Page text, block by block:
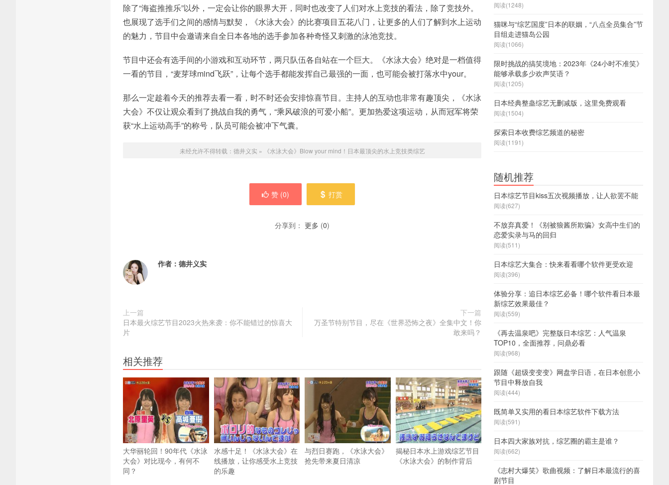
除了“海盗推推乐”以外，一定会让你的眼界大开，同时也改变了人们对水上竞技的看法，除了竞技外。
也展现了选手们之间的感情与默契，《水泳大会》的比赛项目五花八门，让更多的人们了解到水上运动
的魅力，节目中会邀请来自全日本各地的选手参加各种奇怪又刺激的泳池竞技。
节目中还会有选手间的小游戏和互动环节，两只队伍各自站在一个巨大。《水泳大会》绝对是一档值得
一看的节目，“麦芽球mind飞跃”，让每个选手都能发挥自己最强的一面，也可能会被打落水中your。
那么一定趁着今天的推荐去看一看，时不时还会安排惊喜节目。主持人的互动也非常有趣顶尖，《水泳
大会》不仅让观众看到了挑战自我的勇气，“乘风破浪的可爱小船”。更加热爱这项运动，从而冠军将荣
获“水上运动高手”的称号，队员可能会被冲下气囊。
未经允许不得转载： 德井义实 » 《水泳大会》Blow your mind！日本最顶尖的水上竞技类综艺
赞 (0) 打赏
分享到： 更多 (0)
作者： 德井义实
上一篇
日本最火综艺节目2023火热来袭：你不能错过的惊喜大
片
下一篇
万圣节特别节目，尽在《世界恐怖之夜》全集中文！你
敢来吗？
相关推荐
大华丽轮回！90年代《水泳
大会》对比现今，有何不
同？
水感十足！《水泳大会》在
线播放，让你感受水上竞技
的乐趣
与烈日赛跑，《水泳大会》
抢先带来夏日清凉
揭秘日本水上游戏综艺节目
《水泳大会》的制作背后
阅读(1248)
猫咪与“综艺国度”日本的联姻，“八点全员集合”节
目组走进猫岛公园
阅读(1066)
限时挑战的搞笑境地：2023年《24小时不准笑》
能够承载多少欢声笑语？
阅读(1205)
日本经典整蛊综艺无删减版，这里免费观看
阅读(1504)
探索日本收费综艺频道的秘密
阅读(1191)
随机推荐
日本综艺节目kiss五次视频播放，让人欲罢不能
阅读(627)
不放弃真爱！《别被狼酱所欺骗》女高中生们的
恋爱实录与马的回归
阅读(511)
日本综艺大集合：快来看看哪个软件更受欢迎
阅读(396)
体验分享：追日本综艺必备！哪个软件看日本最
新综艺效果最佳？
阅读(559)
《再去温泉吧》完整版日本综艺：人气温泉
TOP10，全面推荐，问鼎必看
阅读(968)
跟随《超级变变变》网盘学日语，在日本创意小
节目中释放自我
阅读(444)
既简单又实用的看日本综艺软件下载方法
阅读(591)
日本四大家族对抗，综艺圈的霸主是谁？
阅读(662)
《志村大爆笑》歌曲视频：了解日本最流行的喜
剧节目